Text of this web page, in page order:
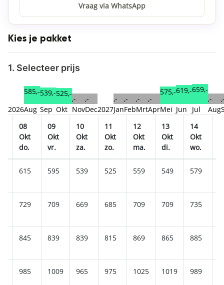
Vraag via WhatsApp
Kies je pakket
1. Selecteer prijs
2026
585,-
Aug
539,-
Sep
525,-
Okt
,-
Nov
,-
Dec2027
,-
Jan
,-
Feb
,-
Mrt
,-
Apr
575,-
Mei
619,-
Jun
659,-
Jul
,-
Aug
08
Okt
do.
09
Okt
vr.
10
Okt
za.
11
Okt
zo.
12
Okt
ma.
13
Okt
di.
14
Okt
wo.
615 595 539 525 559 549 579
729 709 669 685 709 709 735
845 839 839 815 869 865 885
985 1009 965 975 1025 1019 989